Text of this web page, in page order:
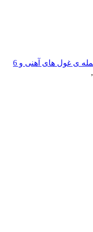
کتاب های نارنجی هفته 4 (حمله ی غول های آهنی و 6
,